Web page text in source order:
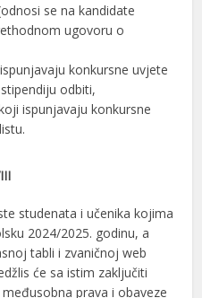
se na kandidate
ugovoru o
konkursne uvjete
odbiti,
ispunjavaju konkursne
studenata i učenika kojima
2024/2025. godinu, a
tabli i zvaničnoj web
će sa istim zaključiti
prava i obaveze